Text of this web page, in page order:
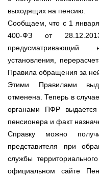
выходящих на пенсию.
Сообщаем, что с 1
400-ФЗ от
предусматривающий
установления,
Правила обращения за
Этими Правилами
отменена. Теперь в
органами ПФР выдается
пенсионера и факт
Справку можно
представителя при
службы
официальном сайте